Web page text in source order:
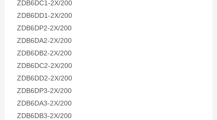
ZDB6DC1-2X/200
ZDB6DD1-2X/200
ZDB6DP2-2X/200
ZDB6DA2-2X/200
ZDB6DB2-2X/200
ZDB6DC2-2X/200
ZDB6DD2-2X/200
ZDB6DP3-2X/200
ZDB6DA3-2X/200
ZDB6DB3-2X/200